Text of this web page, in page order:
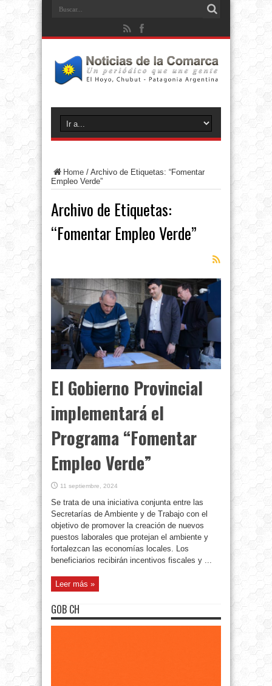
Home / Archivo de Etiquetas: “Fomentar
Empleo Verde”
Archivo de Etiquetas:
“Fomentar Empleo Verde”
El Gobierno Provincial
implementará el
Programa “Fomentar
Empleo Verde”
11 septiembre, 2024
Se trata de una iniciativa conjunta entre las
Secretarías de Ambiente y de Trabajo con el
objetivo de promover la creación de nuevos
puestos laborales que protejan el ambiente y
fortalezcan las economías locales. Los
beneficiarios recibirán incentivos fiscales y ...
Leer más »
GOB CH